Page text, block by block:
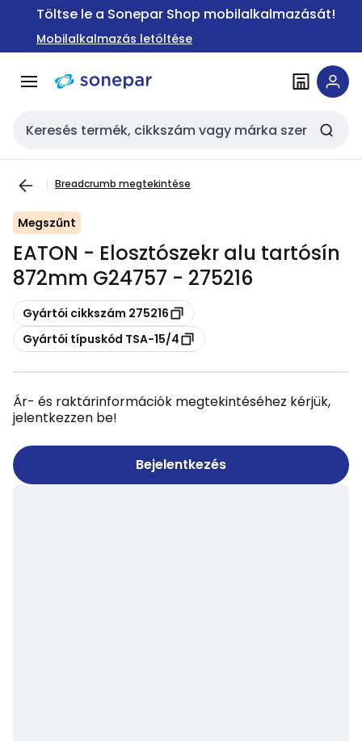
Ugrás a
Ugrás a
tartalomra
Töltse le a Sonepar Shop mobilalkalmazását!
Mobilalkalmazás letöltése
Keresési bemenet
Breadcrumb megtekintése
Megszűnt
EATON - Elosztószekr alu tartósín
872mm G24757 - 275216
Másolás
Gyártói cikkszám 275216
Másolás
Gyártói típuskód TSA-15/4
Ár- és raktárinformációk megtekintéséhez kérjük,
jelentkezzen be!
Bejelentkezés